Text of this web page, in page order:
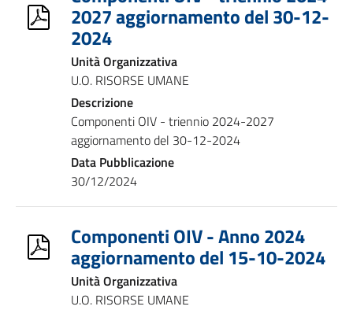
2027 aggiornamento del 30-12-
2024
Unità Organizzativa
U.O. RISORSE UMANE
Descrizione
Componenti OIV - triennio 2024-2027
aggiornamento del 30-12-2024
Data Pubblicazione
30/12/2024
Componenti OIV - Anno 2024
aggiornamento del 15-10-2024
Unità Organizzativa
U.O. RISORSE UMANE